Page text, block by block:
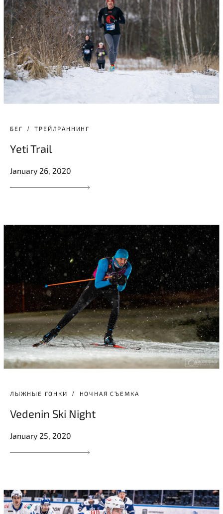
БЕГ ТРЕЙЛРАННИНГ
Yeti Trail
January 26, 2020
ЛЫЖНЫЕ ГОНКИ НОЧНАЯ СЪЕМКА
Vedenin Ski Night
January 25, 2020